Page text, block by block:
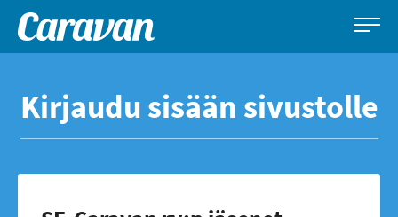
sisältöön
Caravan-
Leirintämatkailun
Kirjaudu sisään sivustolle